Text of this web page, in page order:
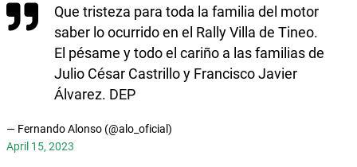
Que tristeza para toda la familia del motor
saber lo ocurrido en el Rally Villa de Tineo.
El pésame y todo el cariño a las familias de
Julio César Castrillo y Francisco Javier
Álvarez. DEP
— Fernando Alonso (@alo_oficial)
April 15, 2023